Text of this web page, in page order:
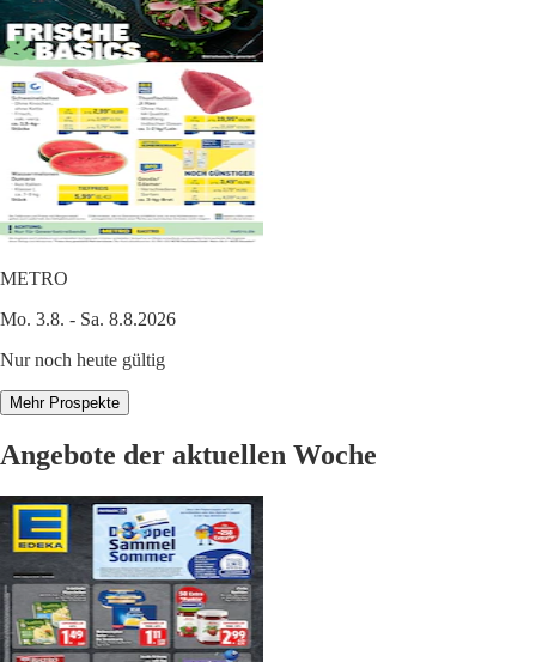
METRO
Mo. 3.8. - Sa. 8.8.2026
Nur noch heute gültig
Mehr Prospekte
Angebote der aktuellen Woche